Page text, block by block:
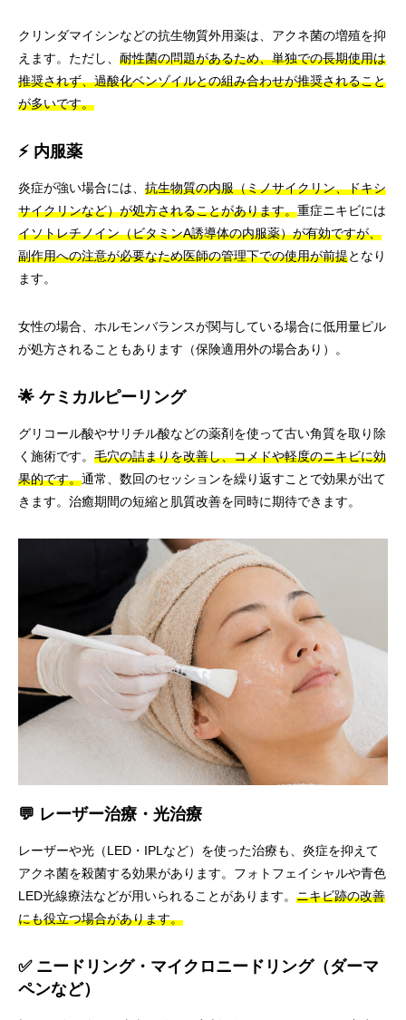
クリンダマイシンなどの抗生物質外用薬は、アクネ菌の増殖を抑
えます。ただし、 耐性菌の問題があるため、単独での長期使用は
推奨されず、過酸化ベンゾイルとの組み合わせが推奨されること
が多いです。
⚡ 内服薬
炎症が強い場合には、 抗生物質の内服（ミノサイクリン、ドキシ
サイクリンなど）が処方されることがあります。重症ニキビには
イソトレチノイン（ビタミンA誘導体の内服薬）が有効ですが、
副作用への注意が必要なため医師の管理下での使用が前提となり
ます。
女性の場合、ホルモンバランスが関与している場合に低用量ピル
が処方されることもあります（保険適用外の場合あり）。
🌟 ケミカルピーリング
グリコール酸やサリチル酸などの薬剤を使って古い角質を取り除
く施術です。 毛穴の詰まりを改善し、コメドや軽度のニキビに効
果的です。通常、数回のセッションを繰り返すことで効果が出て
きます。治癒期間の短縮と肌質改善を同時に期待できます。
💬 レーザー治療・光治療
レーザーや光（LED・IPLなど）を使った治療も、炎症を抑えて
アクネ菌を殺菌する効果があります。フォトフェイシャルや青色
LED光線療法などが用いられることがあります。 ニキビ跡の改善
にも役立つ場合があります。
✅ ニードリング・マイクロニードリング（ダーマ
ペンなど）